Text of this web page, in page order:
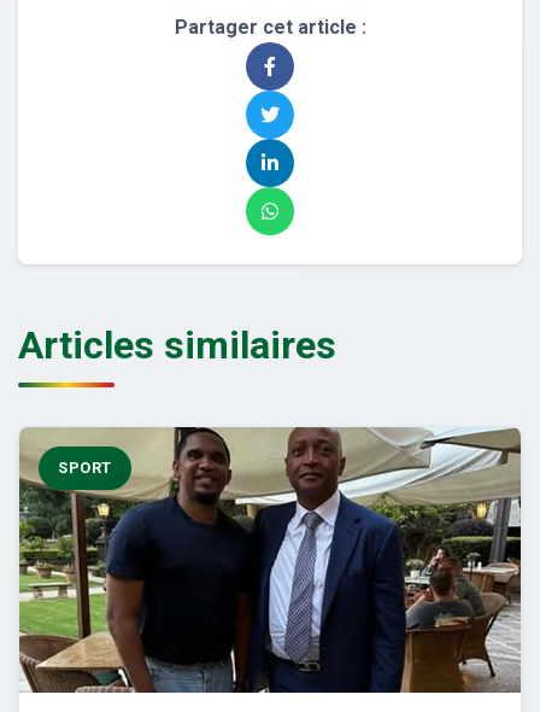
Partager cet article :
Articles similaires
SPORT